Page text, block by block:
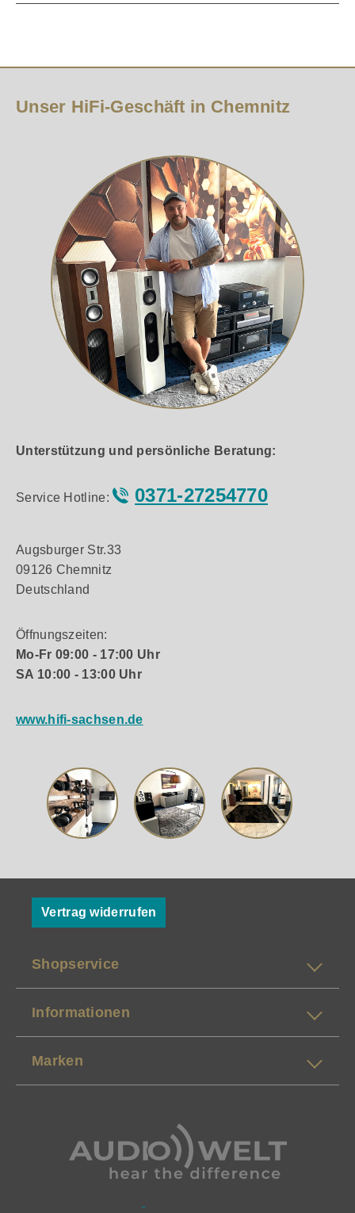
Unser HiFi-Geschäft in Chemnitz
Unterstützung und persönliche Beratung:
Service Hotline: 0371-27254770
Augsburger Str.33
09126 Chemnitz
Deutschland
Öffnungszeiten:
Mo-Fr 09:00 - 17:00 Uhr
SA 10:00 - 13:00 Uhr
www.hifi-sachsen.de
Vertrag widerrufen
Shopservice
Informationen
Marken